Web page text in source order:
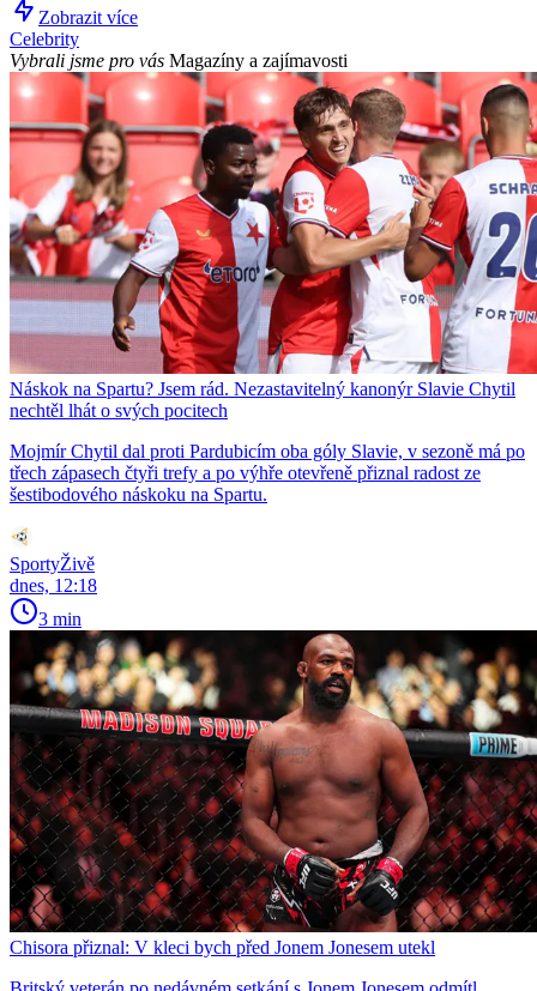
Zobrazit více
Celebrity
Vybrali jsme pro vás Magazíny a zajímavosti
Náskok na Spartu? Jsem rád. Nezastavitelný kanonýr Slavie Chytil
nechtěl lhát o svých pocitech
Mojmír Chytil dal proti Pardubicím oba góly Slavie, v sezoně má po
třech zápasech čtyři trefy a po výhře otevřeně přiznal radost ze
šestibodového náskoku na Spartu.
SportyŽivě
dnes, 12:18
3 min
Chisora přiznal: V kleci bych před Jonem Jonesem utekl